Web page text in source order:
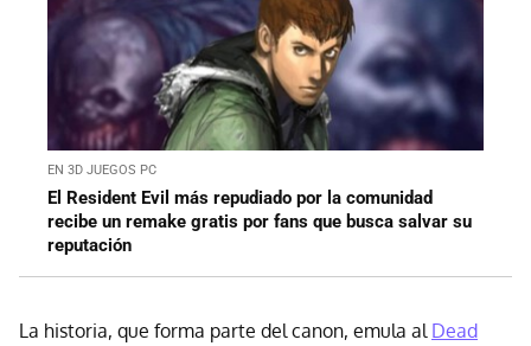
EN 3D JUEGOS PC
El Resident Evil más repudiado por la comunidad
recibe un remake gratis por fans que busca salvar su
reputación
La historia, que forma parte del canon, emula al Dead